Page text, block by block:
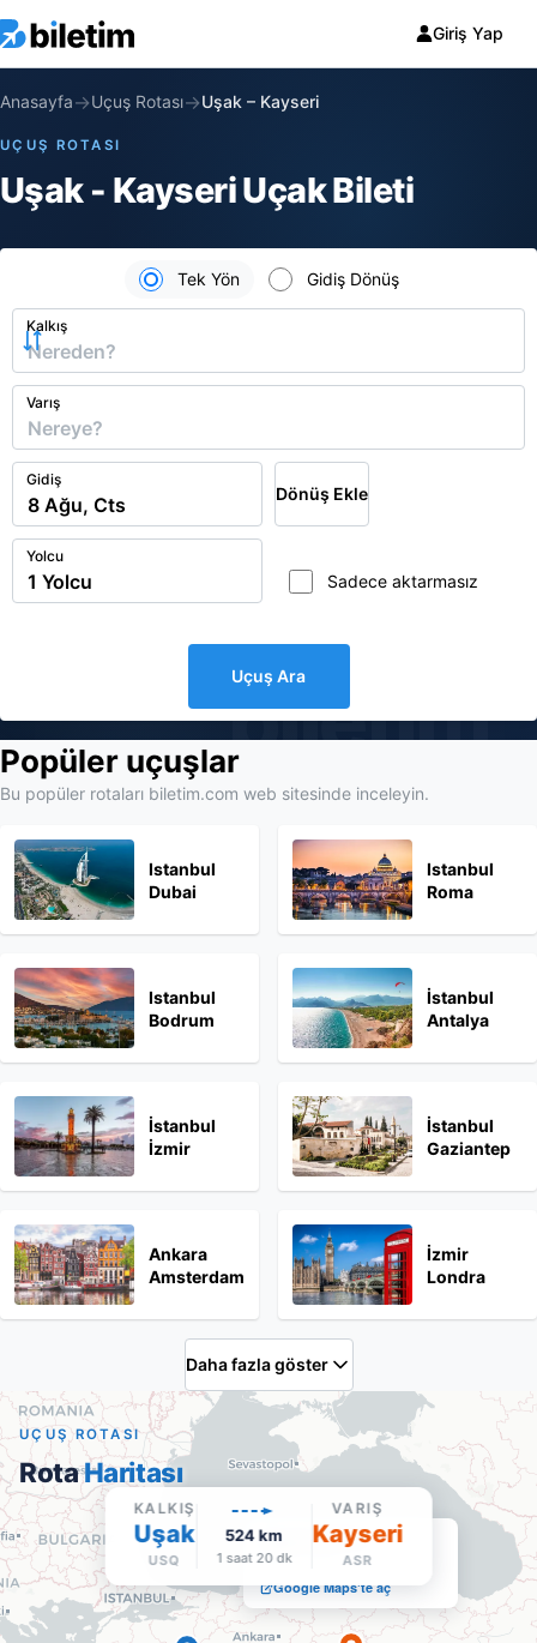
Giriş Yap
biletim
Anasayfa→Uçuş Rotası→Uşak – Kayseri
UÇUŞ ROTASI
Uşak - Kayseri Uçak Bileti
Tek Yön Gidiş Dönüş
Kalkış
Varış
Gidiş
Dönüş Ekle
Yolcu
Sadece aktarmasız
Uçuş Ara
Popüler uçuşlar
Bu popüler rotaları biletim.com web sitesinde inceleyin.
Istanbul
Dubai
Istanbul
Roma
Istanbul
Bodrum
İstanbul
Antalya
İstanbul
İzmir
İstanbul
Gaziantep
Ankara
Amsterdam
İzmir
Londra
Daha fazla göster
Kayseri Erkilet
ASR·
Google Maps'te aç
UÇUŞ ROTASI
RotaHaritası
KALKIŞ
Uşak
USQ
524km
1 saat 20 dk
VARIŞ
Kayseri
ASR